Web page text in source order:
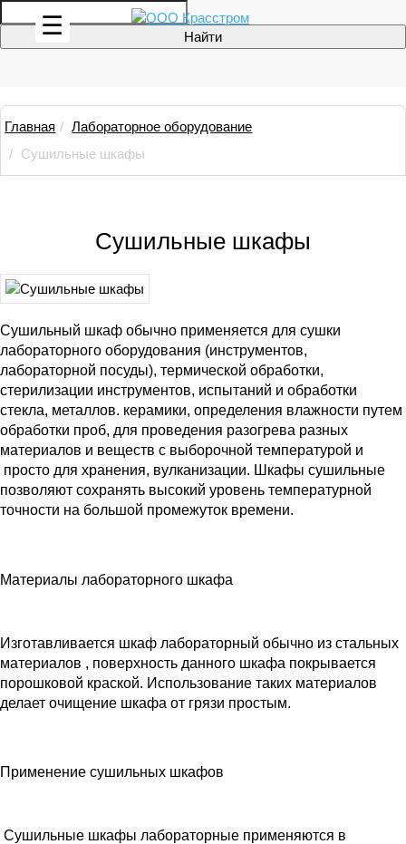
☰
Главная
Лабораторное оборудование
Сушильные шкафы
Сушильные шкафы
Сушильный шкаф обычно применяется для сушки
лабораторного оборудования (инструментов,
лабораторной посуды), термической обработки,
стерилизации инструментов, испытаний и обработки
стекла, металлов. керамики, определения влажности путем
обработки проб, для проведения разогрева разных
материалов и веществ с выборочной температурой и
просто для хранения, вулканизации. Шкафы сушильные
позволяют сохранять высокий уровень температурной
точности на большой промежуток времени.
Материалы лабораторного шкафа
Изготавливается шкаф лабораторный обычно из стальных
материалов , поверхность данного шкафа покрывается
порошковой краской. Использование таких материалов
делает очищение шкафа от грязи простым.
Применение сушильных шкафов
Сушильные шкафы лабораторные применяются в